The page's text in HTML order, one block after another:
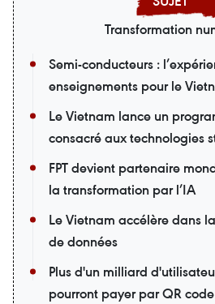
Transformation
Semi-conducteurs :
enseignements pour le
Le Vietnam lance un
consacré aux technologies
FPT devient partenaire
la transformation par l’IA
Le Vietnam accélère dans
de données
Plus d'un milliard
pourront payer par QR